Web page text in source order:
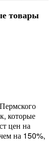
товары
которые
цен на
на 150%,